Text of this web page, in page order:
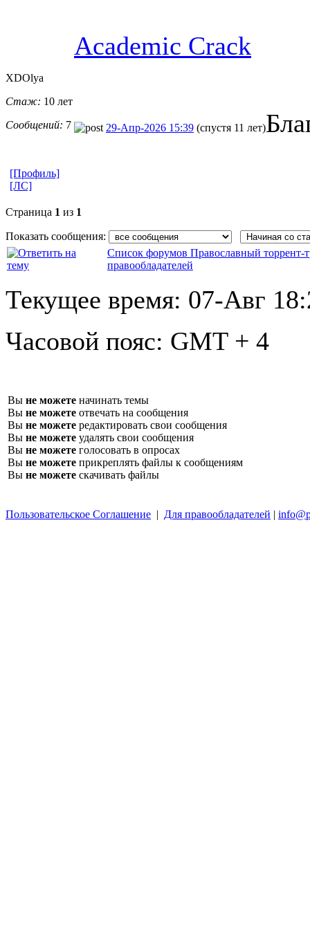
Academic Crack
XDOlya
Стаж: 10 лет
Сообщений: 7 29-Апр-2026 15:39 (спустя 11 лет)
[Профиль]
[ЛС]
Страница 1 из 1
Показать сообщения:
Список форумов Православный торрент-
правообладателей
Текущее время: 07-Авг
Часовой пояс: GMT + 4
Вы не можете начинать темы
Вы не можете отвечать на сообщения
Вы не можете редактировать свои сообщения
Вы не можете удалять свои сообщения
Вы не можете голосовать в опросах
Вы не можете прикреплять файлы к сообщениям
Вы не можете скачивать файлы
Пользовательское Соглашение | Для правообладателей |